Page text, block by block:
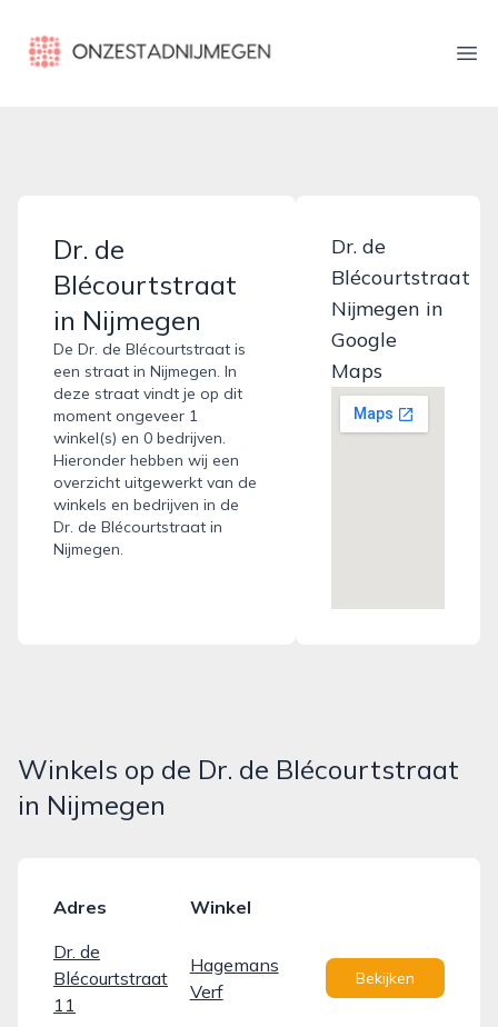
onzestadnijmegen.nl
Dr. de
Blécourtstraat
in Nijmegen
De Dr. de Blécourtstraat is
een straat in Nijmegen. In
deze straat vindt je op dit
moment ongeveer 1
winkel(s) en 0 bedrijven.
Hieronder hebben wij een
overzicht uitgewerkt van de
winkels en bedrijven in de
Dr. de Blécourtstraat in
Nijmegen.
Dr. de
Blécourtstraat
Nijmegen in
Google
Maps
Winkels op de Dr. de Blécourtstraat
in Nijmegen
Adres
Winkel
Dr. de
Blécourtstraat
11
Hagemans
Verf
Bekijken